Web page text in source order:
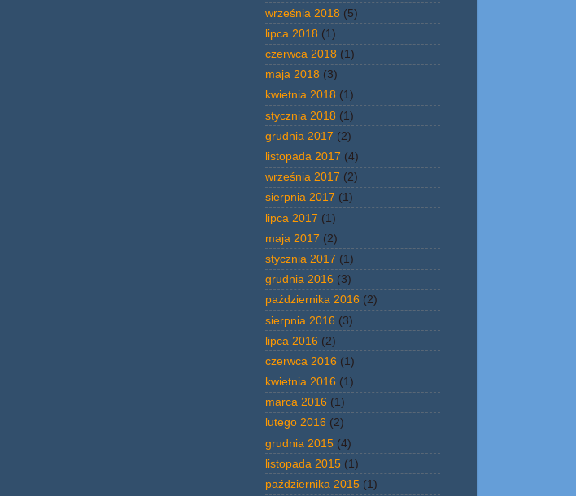
września 2018 (5)
lipca 2018 (1)
czerwca 2018 (1)
maja 2018 (3)
kwietnia 2018 (1)
stycznia 2018 (1)
grudnia 2017 (2)
listopada 2017 (4)
września 2017 (2)
sierpnia 2017 (1)
lipca 2017 (1)
maja 2017 (2)
stycznia 2017 (1)
grudnia 2016 (3)
października 2016 (2)
sierpnia 2016 (3)
lipca 2016 (2)
czerwca 2016 (1)
kwietnia 2016 (1)
marca 2016 (1)
lutego 2016 (2)
grudnia 2015 (4)
listopada 2015 (1)
października 2015 (1)